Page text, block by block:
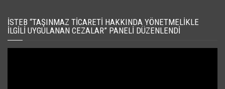
İSTEB “TAŞINMAZ TICARETI HAKKINDA YÖNETMELIKLE
İLGILI UYGULANAN CEZALAR” PANELI DÜZENLENDI